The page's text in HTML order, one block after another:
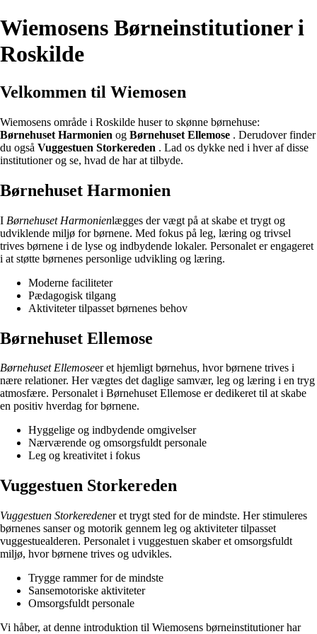
Wiemosens Børneinstitutioner i
Roskilde
Velkommen til Wiemosen
Wiemosens område i Roskilde huser to skønne børnehuse:
Børnehuset Harmonien og Børnehuset Ellemose . Derudover finder
du også Vuggestuen Storkereden . Lad os dykke ned i hver af disse
institutioner og se, hvad de har at tilbyde.
Børnehuset Harmonien
I Børnehuset Harmonienlægges der vægt på at skabe et trygt og
udviklende miljø for børnene. Med fokus på leg, læring og trivsel
trives børnene i de lyse og indbydende lokaler. Personalet er engageret
i at støtte børnenes personlige udvikling og læring.
Moderne faciliteter
Pædagogisk tilgang
Aktiviteter tilpasset børnenes behov
Børnehuset Ellemose
Børnehuset Ellemoseer et hjemligt børnehus, hvor børnene trives i
nære relationer. Her vægtes det daglige samvær, leg og læring i en tryg
atmosfære. Personalet i Børnehuset Ellemose er dedikeret til at skabe
en positiv hverdag for børnene.
Hyggelige og indbydende omgivelser
Nærværende og omsorgsfuldt personale
Leg og kreativitet i fokus
Vuggestuen Storkereden
Vuggestuen Storkeredener et trygt sted for de mindste. Her stimuleres
børnenes sanser og motorik gennem leg og aktiviteter tilpasset
vuggestuealderen. Personalet i vuggestuen skaber et omsorgsfuldt
miljø, hvor børnene trives og udvikles.
Trygge rammer for de mindste
Sansemotoriske aktiviteter
Omsorgsfuldt personale
Vi håber, at denne introduktion til Wiemosens børneinstitutioner har